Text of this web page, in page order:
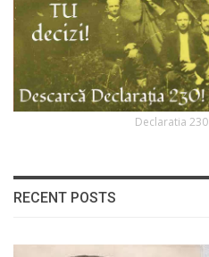
Declaratia
RECENT POSTS